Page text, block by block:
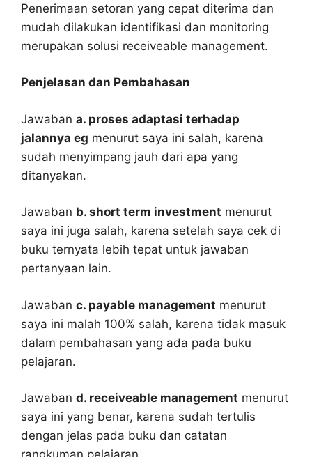
Penerimaan setoran yang cepat diterima dan
mudah dilakukan identifikasi dan monitoring
merupakan solusi receiveable management.
Penjelasan dan Pembahasan
Jawaban a. proses adaptasi terhadap
jalannya eg menurut saya ini salah, karena
sudah menyimpang jauh dari apa yang
ditanyakan.
Jawaban b. short term investment menurut
saya ini juga salah, karena setelah saya cek di
buku ternyata lebih tepat untuk jawaban
pertanyaan lain.
Jawaban c. payable management menurut
saya ini malah 100% salah, karena tidak masuk
dalam pembahasan yang ada pada buku
pelajaran.
Jawaban d. receiveable management menurut
saya ini yang benar, karena sudah tertulis
dengan jelas pada buku dan catatan